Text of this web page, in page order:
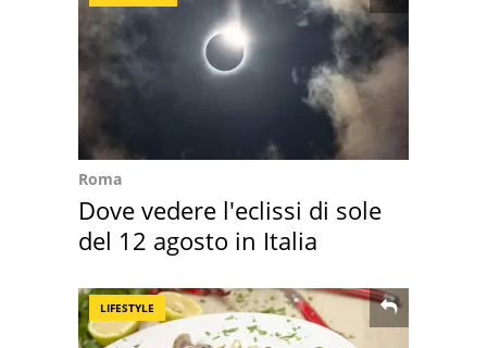
Roma
Dove vedere l'eclissi di sole
del 12 agosto in Italia
LIFESTYLE